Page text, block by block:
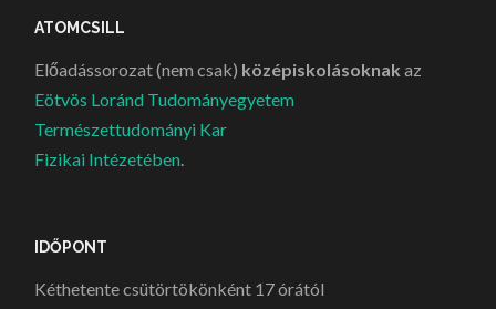
ATOMCSILL
Előadássorozat (nem csak) középiskolásoknak az
Eötvös Loránd Tudományegyetem
Természettudományi Kar
Fizikai Intézetében.
IDŐPONT
Kéthetente csütörtökönként 17 órától